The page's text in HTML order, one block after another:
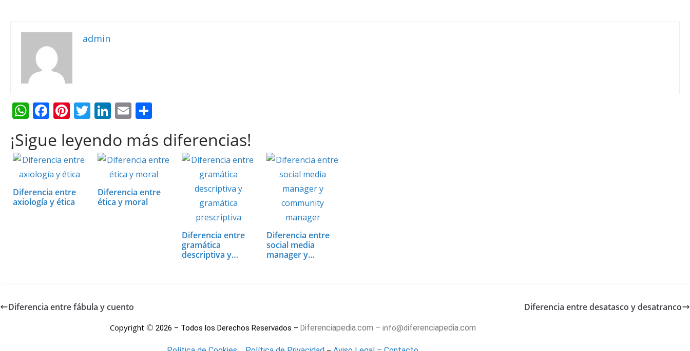
admin
W
at
s
A
p
p
F
e
b
o
o
k
Pi
er
e
st
T
itt
er
Li
k
e
dI
n
E
ai
l
m
p
ar
ti
¡Sigue leyendo más diferencias!
Diferencia entre
axiología y ética
Diferencia entre
ética y moral
Diferencia entre
gramática
descriptiva y
Diferencia entre
social media
manager y
Diferencia entre fábula y cuento Diferencia entre desatasco y desatranco
Copyright © 2026 – Todos los Derechos Reservados – Diferenciapedia.com – info@diferenciapedia.com